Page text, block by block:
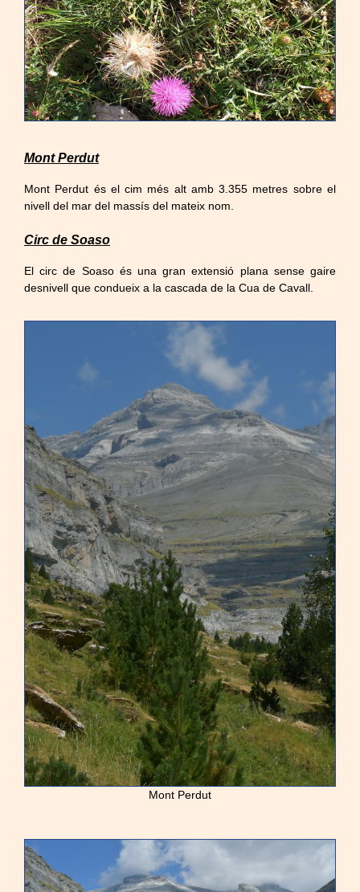
Mont Perdut
Mont Perdut és el cim més alt amb 3.355 metres sobre el
nivell del mar del massís del mateix nom.
Circ de Soaso
El circ de Soaso és una gran extensió plana sense gaire
desnivell que condueix a la cascada de la Cua de Cavall.
Mont Perdut